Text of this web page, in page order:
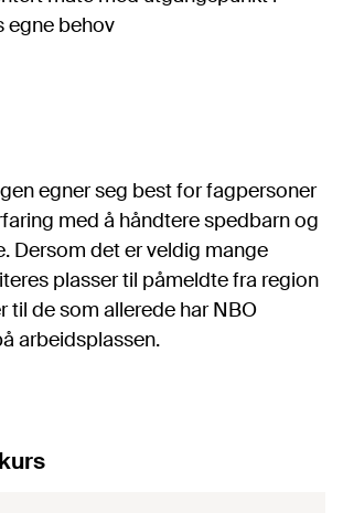
egne behov
egner seg best for fagpersoner
med å håndtere spedbarn og
Dersom det er veldig mange
plasser til påmeldte fra region
til de som allerede har NBO
arbeidsplassen.